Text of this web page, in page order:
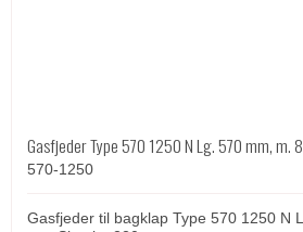
Gasfjeder Type 570 1250 N Lg. 570 mm, m.
570-1250
Gasfjeder til bagklap Type 570 1250 N